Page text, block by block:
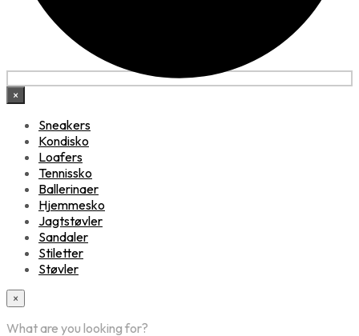
×
Sneakers
Kondisko
Loafers
Tennissko
Ballerinaer
Hjemmesko
Jagtstøvler
Sandaler
Stiletter
Støvler
×
What are you looking for?